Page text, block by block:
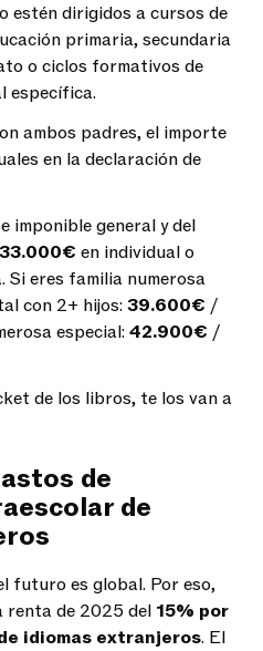
estén dirigidos a cursos de
primaria, secundaria
o ciclos formativos de
específica.
ambos padres, el importe
en la declaración de
imponible general y del
33.000€ en individual o
Si eres familia numerosa
con 2+ hijos: 39.600€ /
especial: 42.900€ /
de los libros, te los van a
de
de
futuro es global. Por eso,
renta de 2025 del 15% por
idiomas extranjeros. El